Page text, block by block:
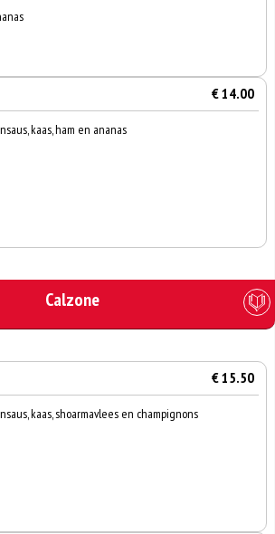
€ 14.00
kaas, ham en ananas
Calzone
€ 15.50
kaas, shoarmavlees en champignons